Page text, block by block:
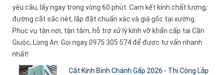
yêu cầu, lấy ngay trong vòng 60 phút. Cam kết kính chất lượng,
đường cắt sắc nét, lắp đặt chuẩn xác và giá gốc tại xưởng.
Phục vụ tận nơi, tận tâm, hỗ trợ xử lý kính vỡ khẩn cấp tại Cần
Giuộc, Long An. Gọi ngay 0975 305 574 để được tư vấn nhanh
nhất!
Cắt Kính Bình Chánh Gấp 2026 - Thi Công Lắp